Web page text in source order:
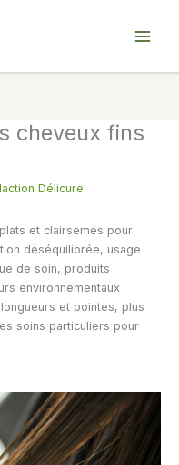
cheveux fins
Délicure
et clairsemés pour
déséquilibrée, usage
de soin, produits
environnementaux
et pointes, plus
soins particuliers pour